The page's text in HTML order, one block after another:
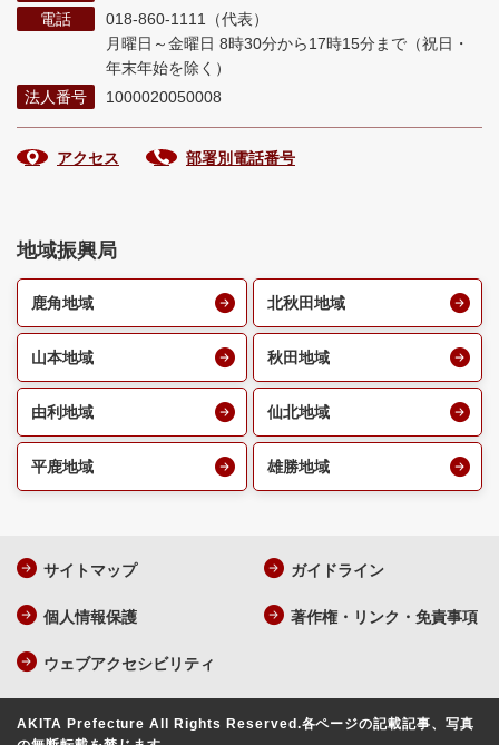
電話
018-860-1111（代表）
月曜日～金曜日 8時30分から17時15分まで （祝日・
年末年始を除く）
法人番号
1000020050008
アクセス 部署別電話番号
地域振興局
鹿角地域 北秋田地域
山本地域 秋田地域
由利地域 仙北地域
平鹿地域 雄勝地域
サイトマップ ガイドライン
個人情報保護 著作権・リンク・免責事項
ウェブアクセシビリティ
AKITA Prefecture All Rights Reserved.各ページの記載記事、写真